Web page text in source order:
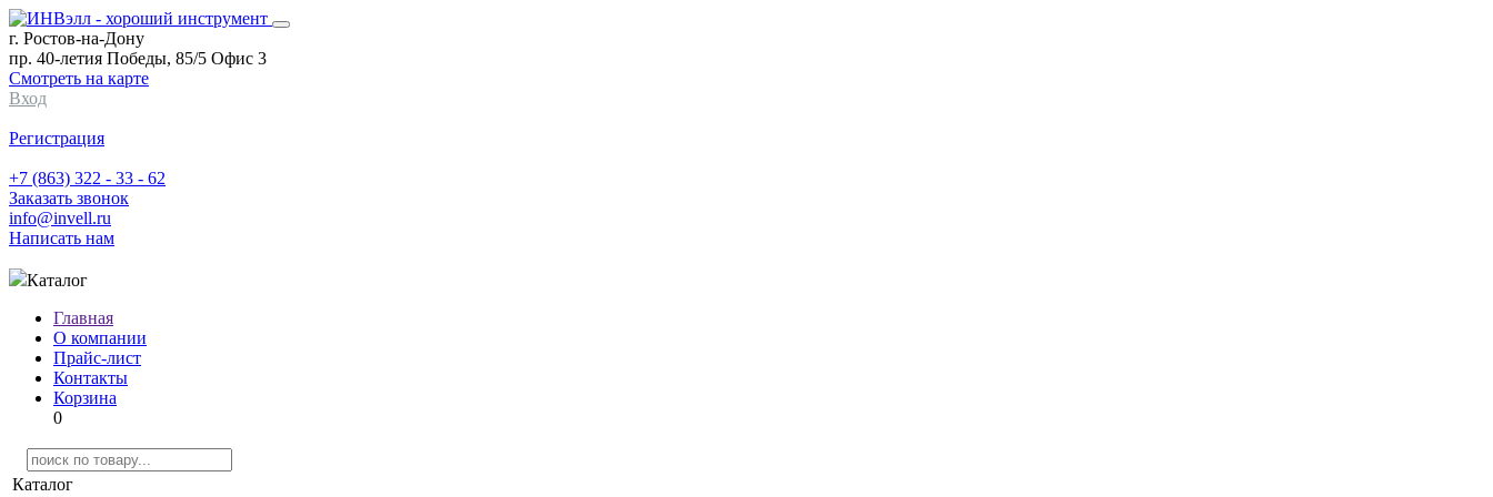
г. Ростов-на-Дону
пр. 40-летия Победы, 85/5 Офис 3
Смотреть на карте
Вход
Регистрация
+7 (863) 322 - 33 - 62
Заказать звонок
info@invell.ru
Написать нам
Каталог
Главная
О компании
Прайс-лист
Контакты
Корзина
0
Каталог